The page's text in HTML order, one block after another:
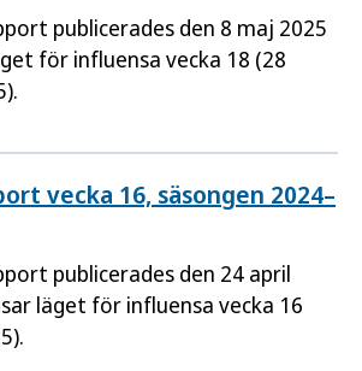
publicerades den 8 maj 2025
för influensa vecka 18 (28
vecka 16, säsongen 2024–
publicerades den 24 april
läget för influensa vecka 16